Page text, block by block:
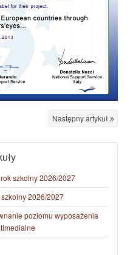
Następny artykuł
szkolny 2026/2027
2026/2027
poziomu wyposażenia